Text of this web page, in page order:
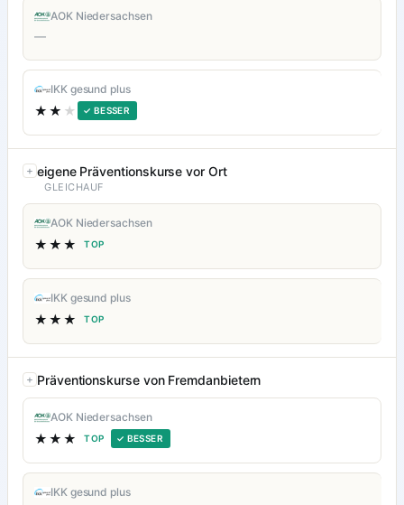
AOK Niedersachsen
—
IKK gesund plus
★★ ★ ✓ BESSER
eigene Präventionskurse vor Ort
GLEICHAUF
AOK Niedersachsen
★★★ TOP
IKK gesund plus
★★★ TOP
Präventionskurse von Fremdanbietern
AOK Niedersachsen
★★★ TOP ✓ BESSER
IKK gesund plus